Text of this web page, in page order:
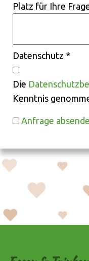
Platz für Ihre
Datenschutz *
Die
Kenntnis
Anfrage